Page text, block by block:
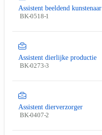
Assistent beeldend kunstenaar
BK-0518-1
Assistent dierlijke productie
BK-0273-3
Assistent dierverzorger
BK-0407-2